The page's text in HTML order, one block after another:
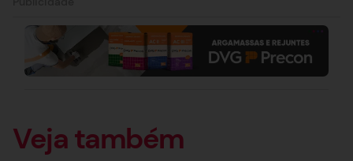
Veja também